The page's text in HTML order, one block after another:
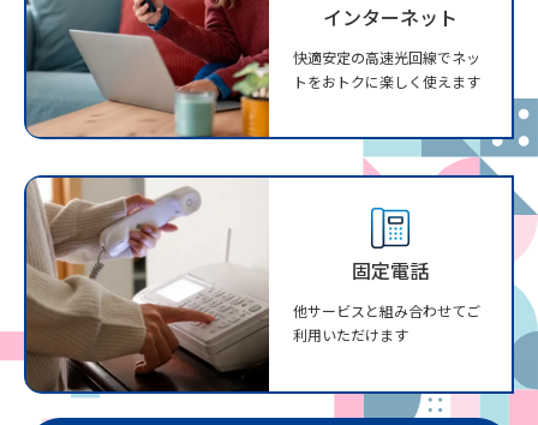
インターネット
快適安定の高速光回線でネッ
トをおトクに楽しく使えます
固定電話
他サービスと組み合わせてご
利用いただけます